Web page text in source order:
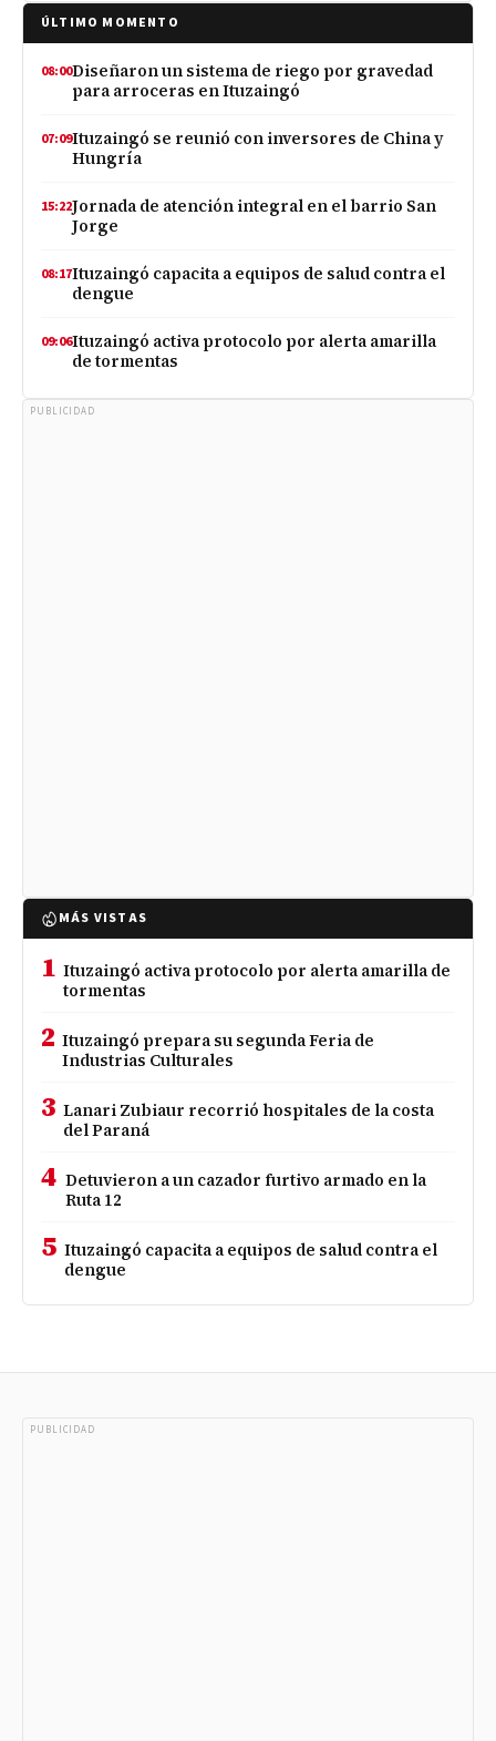
ÚLTIMO MOMENTO
08:00Diseñaron un sistema de riego por gravedad
para arroceras en Ituzaingó
07:09Ituzaingó se reunió con inversores de China y
Hungría
15:22Jornada de atención integral en el barrio San
Jorge
08:17Ituzaingó capacita a equipos de salud contra el
dengue
09:06Ituzaingó activa protocolo por alerta amarilla
de tormentas
PUBLICIDAD
MÁS VISTAS
1 Ituzaingó activa protocolo por alerta amarilla de
tormentas
2 Ituzaingó prepara su segunda Feria de
Industrias Culturales
3 Lanari Zubiaur recorrió hospitales de la costa
del Paraná
4 Detuvieron a un cazador furtivo armado en la
Ruta 12
5 Ituzaingó capacita a equipos de salud contra el
dengue
PUBLICIDAD